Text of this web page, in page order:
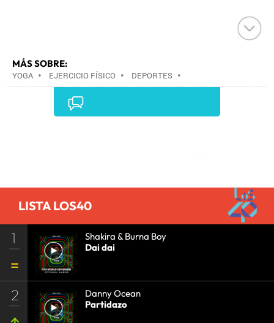
MÁS SOBRE:
YOGA • EJERCICIO FÍSICO • DEPORTES •
BIENESTAR•ESTILO VIDA•
LISTA LOS40
1
Shakira & Burna Boy
Dai dai
2
Danny Ocean
Partidazo